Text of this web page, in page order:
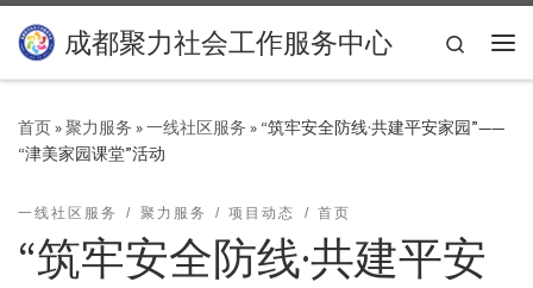
Skip to content
成都聚力社会工作服务中心
Search
首页»聚力服务 »一线社区服务 » “筑牢安全防线·共建平安家园”——
“津美家园课堂”活动
一线社区服务 聚力服务 项目动态 首页
“筑牢安全防线·共建平安